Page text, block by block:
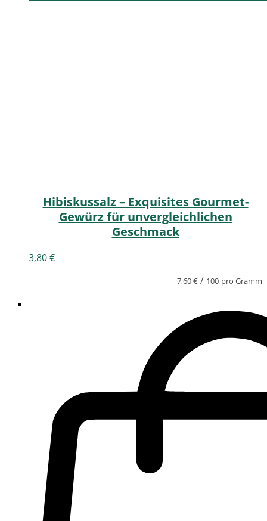
Hibiskussalz – Exquisites Gourmet-
Gewürz für unvergleichlichen
Geschmack
3,80€
7,60€ / 100 pro Gramm